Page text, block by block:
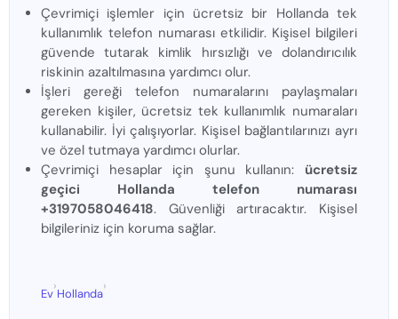
Çevrimiçi işlemler için ücretsiz bir Hollanda tek
kullanımlık telefon numarası etkilidir. Kişisel bilgileri
güvende tutarak kimlik hırsızlığı ve dolandırıcılık
riskinin azaltılmasına yardımcı olur.
İşleri gereği telefon numaralarını paylaşmaları
gereken kişiler, ücretsiz tek kullanımlık numaraları
kullanabilir. İyi çalışıyorlar. Kişisel bağlantılarınızı ayrı
ve özel tutmaya yardımcı olurlar.
Çevrimiçi hesaplar için şunu kullanın: ücretsiz
geçici Hollanda telefon numarası
+3197058046418. Güvenliği artıracaktır. Kişisel
bilgileriniz için koruma sağlar.
Ev
›
Hollanda
›